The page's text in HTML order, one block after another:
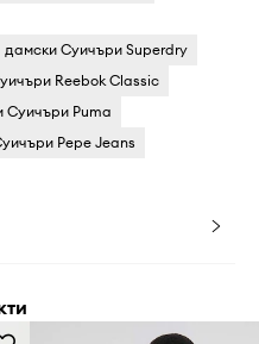
дамски Суичъри Superdry
Reebok Classic
Суичъри Puma
Pepe Jeans